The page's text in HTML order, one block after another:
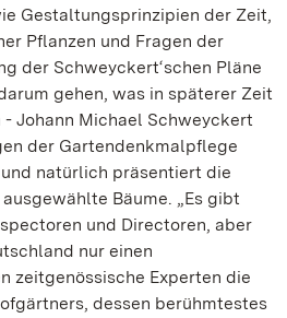
Gestaltungsprinzipien der Zeit,
Pflanzen und Fragen der
der Schweyckert‘schen Pläne
gehen, was in späterer Zeit
Johann Michael Schweyckert
der Gartendenkmalpflege
natürlich präsentiert die
Bäume. „Es gibt
und Directoren, aber
nur einen
zeitgenössische Experten die
dessen berühmtestes